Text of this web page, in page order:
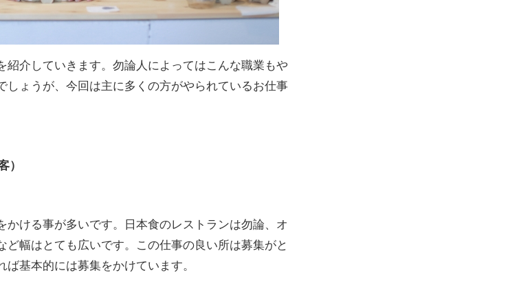
紹介していきます。勿論人によってはこんな職業もや
しょうが、今回は主に多くの方がやられているお仕事
）
かける事が多いです。日本食のレストランは勿論、オ
ど幅はとても広いです。この仕事の良い所は募集がと
基本的には募集をかけています。